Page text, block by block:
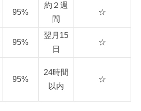
95%
約２週
間
☆
95%
翌月15
日
☆
95%
24時間
以内
☆